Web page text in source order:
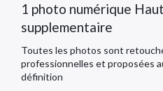
1 photo numérique
supplementaire
Toutes les photos sont
professionnelles et proposées
définition